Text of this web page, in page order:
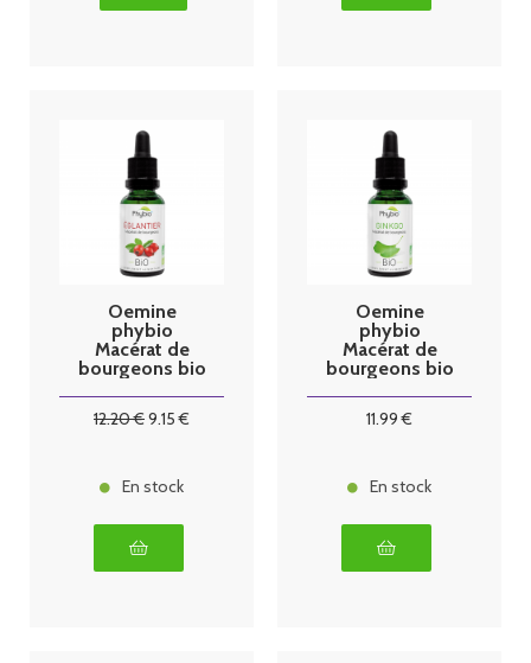
Oemine
phybio
Macérat de
bourgeons bio
12.20€9.15 €
En stock
Oemine
phybio
Macérat de
bourgeons bio
11.99 €
En stock